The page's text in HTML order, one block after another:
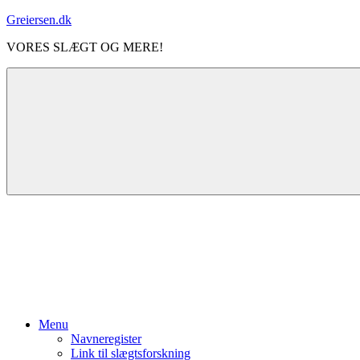
Videre
indhold
Greiersen.dk
VORES SLÆGT OG MERE!
Menu
Navneregister
Link til slægtsforskning